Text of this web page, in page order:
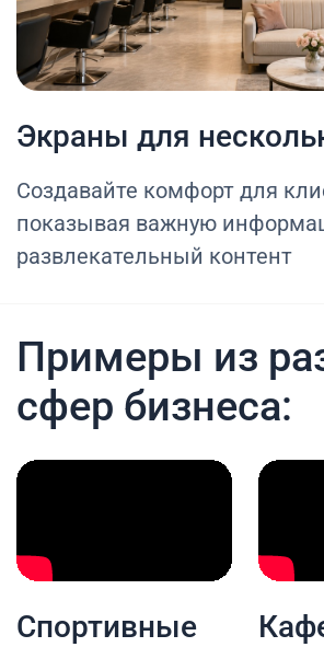
Экраны для
Создавайте комфорт для
показывая важную
развлекательный контент
Примеры из
сфер бизнеса:
Спортивные